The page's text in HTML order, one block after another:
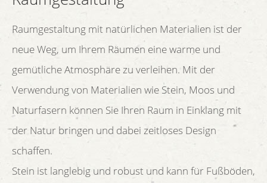
Raumgestaltung mit natürlichen Materialien ist der
neue Weg, um Ihrem Räumen eine warme und
gemütliche Atmosphäre zu verleihen. Mit der
Verwendung von Materialien wie Stein, Moos und
Naturfasern können Sie Ihren Raum in Einklang mit
der Natur bringen und dabei zeitloses Design
schaffen.
Stein ist langlebig und robust und kann für Fußböden,